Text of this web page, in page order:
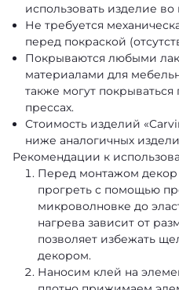
использовать изделие
Не требуется
перед покраской
Покрываются любыми
материалами для
также могут
прессах.
Стоимость изделий
ниже аналогичных
Рекомендации к
Перед монтажом декор
прогреть с помощью
микроволновке до
нагрева зависит от
позволяет избежать
декором.
Наносим клей на